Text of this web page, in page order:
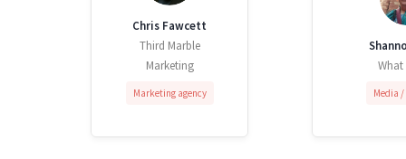
Chris Fawcett
Third Marble
Marketing
Marketing agency
What
Media